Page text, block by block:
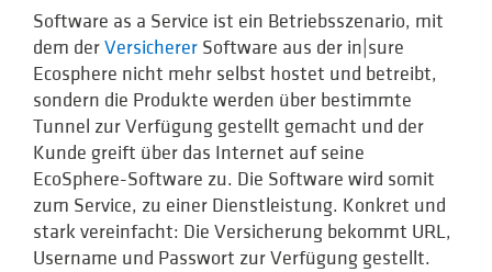
Software as a Service ist ein Betriebsszenario, mit
dem der Versicherer Software aus der in|sure
Ecosphere nicht mehr selbst hostet und betreibt,
sondern die Produkte werden über bestimmte
Tunnel zur Verfügung gestellt gemacht und der
Kunde greift über das Internet auf seine
EcoSphere-Software zu. Die Software wird somit
zum Service, zu einer Dienstleistung. Konkret und
stark vereinfacht: Die Versicherung bekommt URL,
Username und Passwort zur Verfügung gestellt.